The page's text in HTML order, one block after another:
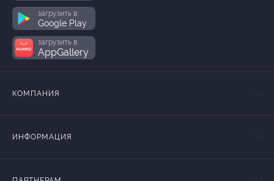
загрузить в
Google Play
загрузить в
AppGallery
КОМПАНИЯ
ИНФОРМАЦИЯ